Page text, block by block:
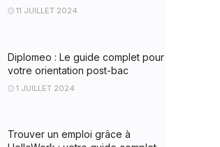
11 JUILLET 2024
Diplomeo : Le guide complet pour
votre orientation post-bac
1 JUILLET 2024
Trouver un emploi grâce à